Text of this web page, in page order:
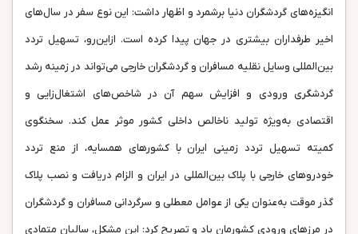
انگیزه‌های گردشگران دنیا برشمرد و اظهار داشت: این نوع سفر در سال‌های
اخیر طرفداران بیشتری در جهان پیدا کرده است. ازاین‌رو، تسهیل تردد
بین‌المللی وسایل نقلیه مسافران و گردشگران خارجی می‌تواند در زمینه رشد
گردشگری ورودی و افزایش سهم آن در شاخص‌های اشتغال‌زایی و
اقتصادی به‌ویژه تولید ناخالص داخلی کشور موثر عمل کند. سخنگوی
کمیته تسهیل تردد زمینی ایران با کشورهای همسایه، از منع تردد
خودروهای خارجی با پلاک بین‌المللی در ایران و الزام دریافت و نصب پلاک
گذر موقت به‌عنوان یکی از عوامل معطلی و سرگردانی مسافران و گردشگران
در مرزهای ورودی کشورمان یاد و تصریح کرد: این مشکل، سالیان متمادی